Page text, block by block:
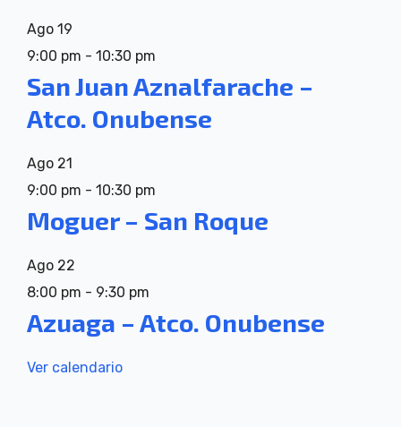
Ago 19
9:00 pm - 10:30 pm
San Juan Aznalfarache –
Atco. Onubense
Ago 21
9:00 pm - 10:30 pm
Moguer – San Roque
Ago 22
8:00 pm - 9:30 pm
Azuaga – Atco. Onubense
Ver calendario